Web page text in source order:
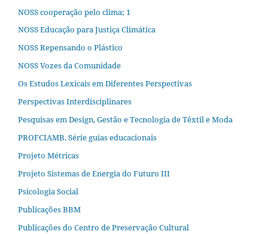
NOSS cooperação pelo clima; 1
NOSS Educação para Justiça Climática
NOSS Repensando o Plástico
NOSS Vozes da Comunidade
Os Estudos Lexicais em Diferentes Perspectivas
Perspectivas Interdisciplinares
Pesquisas em Design, Gestão e Tecnologia de Têxtil e Moda
PROFCIAMB. Série guias educacionais
Projeto Métricas
Projeto Sistemas de Energia do Futuro III
Psicologia Social
Publicações BBM
Publicações do Centro de Preservação Cultural